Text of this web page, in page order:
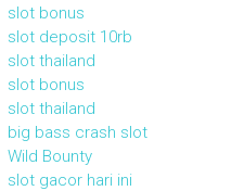
slot bonus
slot deposit 10rb
slot thailand
slot bonus
slot thailand
big bass crash slot
Wild Bounty
slot gacor hari ini